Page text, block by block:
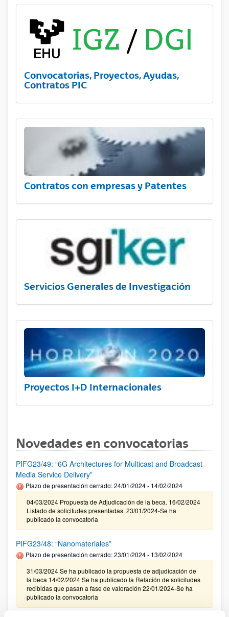
Convocatorias, Proyectos, Ayudas,
Contratos PIC
Contratos con empresas y Patentes
Servicios Generales de Investigación
Proyectos I+D Internacionales
Novedades en convocatorias
PIFG23/49: “6G Architectures for Multicast and Broadcast
Media Service Delivery”
Plazo de presentación cerrado: 24/01/2024 - 14/02/2024
04/03/2024 Propuesta de Adjudicación de la beca. 16/02/2024
Listado de solicitudes presentadas. 23/01/2024-Se ha
publicado la convocatoria
PIFG23/48: “Nanomateriales”
Plazo de presentación cerrado: 23/01/2024 - 13/02/2024
31/03/2024 Se ha publicado la propuesta de adjudicación de
la beca 14/02/2024 Se ha publicado la Relación de solicitudes
recibidas que pasan a fase de valoración 22/01/2024-Se ha
publicado la convocatoria